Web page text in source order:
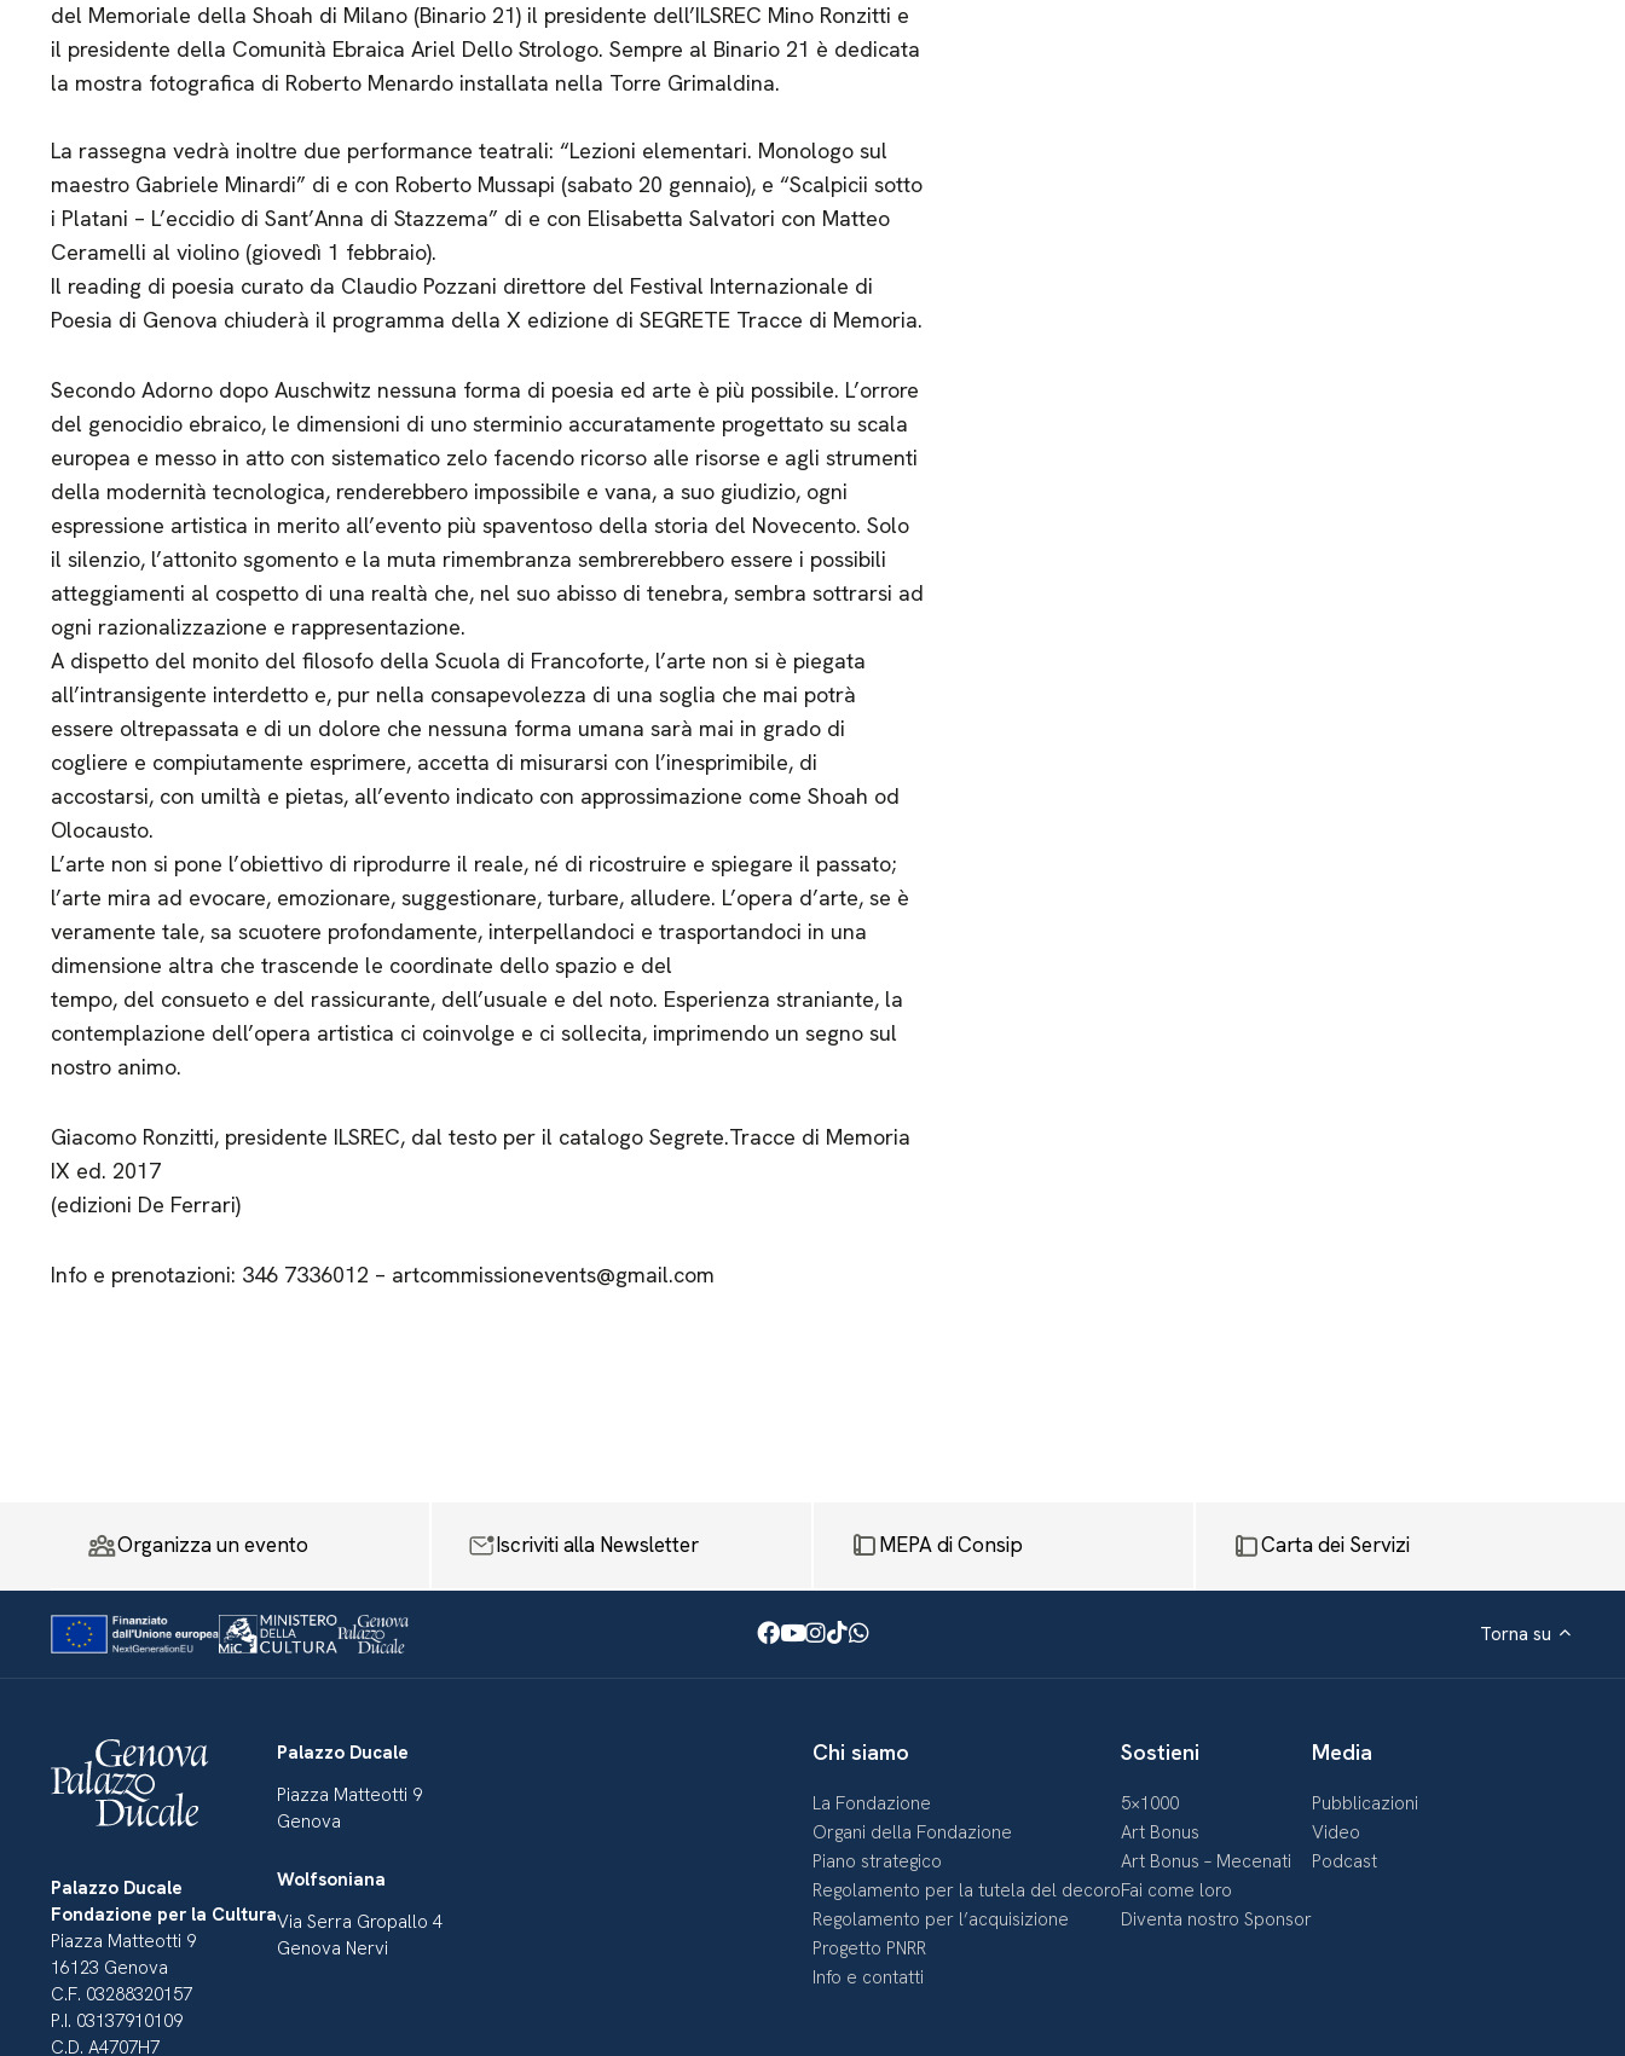
del Memoriale della Shoah di Milano (Binario 21) il presidente dell’ILSREC Mino Ronzitti e
il presidente della Comunità Ebraica Ariel Dello Strologo. Sempre al Binario 21 è dedicata
la mostra fotografica di Roberto Menardo installata nella Torre Grimaldina.
La rassegna vedrà inoltre due performance teatrali: “Lezioni elementari. Monologo sul
maestro Gabriele Minardi” di e con Roberto Mussapi (sabato 20 gennaio), e “Scalpicii sotto
i Platani – L’eccidio di Sant’Anna di Stazzema” di e con Elisabetta Salvatori con Matteo
Ceramelli al violino (giovedì 1 febbraio).
Il reading di poesia curato da Claudio Pozzani direttore del Festival Internazionale di
Poesia di Genova chiuderà il programma della X edizione di SEGRETE Tracce di Memoria.
Secondo Adorno dopo Auschwitz nessuna forma di poesia ed arte è più possibile. L’orrore
del genocidio ebraico, le dimensioni di uno sterminio accuratamente progettato su scala
europea e messo in atto con sistematico zelo facendo ricorso alle risorse e agli strumenti
della modernità tecnologica, renderebbero impossibile e vana, a suo giudizio, ogni
espressione artistica in merito all’evento più spaventoso della storia del Novecento. Solo
il silenzio, l’attonito sgomento e la muta rimembranza sembrerebbero essere i possibili
atteggiamenti al cospetto di una realtà che, nel suo abisso di tenebra, sembra sottrarsi ad
ogni razionalizzazione e rappresentazione.
A dispetto del monito del filosofo della Scuola di Francoforte, l’arte non si è piegata
all’intransigente interdetto e, pur nella consapevolezza di una soglia che mai potrà
essere oltrepassata e di un dolore che nessuna forma umana sarà mai in grado di
cogliere e compiutamente esprimere, accetta di misurarsi con l’inesprimibile, di
accostarsi, con umiltà e pietas, all’evento indicato con approssimazione come Shoah od
Olocausto.
L’arte non si pone l’obiettivo di riprodurre il reale, né di ricostruire e spiegare il passato;
l’arte mira ad evocare, emozionare, suggestionare, turbare, alludere. L’opera d’arte, se è
veramente tale, sa scuotere profondamente, interpellandoci e trasportandoci in una
dimensione altra che trascende le coordinate dello spazio e del
tempo, del consueto e del rassicurante, dell’usuale e del noto. Esperienza straniante, la
contemplazione dell’opera artistica ci coinvolge e ci sollecita, imprimendo un segno sul
nostro animo.
Giacomo Ronzitti, presidente ILSREC, dal testo per il catalogo Segrete.Tracce di Memoria
IX ed. 2017
(edizioni De Ferrari)
Info e prenotazioni: 346 7336012 – artcommissionevents@gmail.com
Organizza un evento Iscriviti alla Newsletter MEPA di Consip Carta dei Servizi
Facebook
Youtube
Instagram
TikTok
WhatsApp Torna su
Palazzo Ducale
Fondazione per la Cultura
Piazza Matteotti 9
16123 Genova
C.F. 03288320157
P.I. 03137910109
C.D. A4707H7
Palazzo Ducale
Piazza Matteotti 9
Genova
Wolfsoniana
Via Serra Gropallo 4
Genova Nervi
Chi siamo
La Fondazione
Organi della Fondazione
Piano strategico
Regolamento per la tutela del decoro
Regolamento per l’acquisizione
Progetto PNRR
Info e contatti
Sostieni
5×1000
Art Bonus
Art Bonus – Mecenati
Fai come loro
Diventa nostro Sponsor
Media
Pubblicazioni
Video
Podcast